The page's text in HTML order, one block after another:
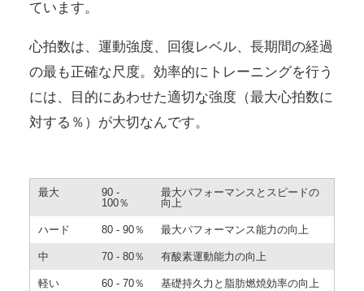
ています。
心拍数は、運動強度、回復レベル、長期間の経過
の最も正確な尺度。効率的にトレーニングを行う
には、目的にあわせた適切な強度（最大心拍数に
対する％）が大切なんです。
最大
90 ‐
100％
最大パフォーマンスとスピードの
向上
ハード 80 ‐ 90％ 最大パフォーマンス能力の向上
中 70 ‐ 80％ 有酸素運動能力の向上
軽い 60 ‐ 70％ 基礎持久力と脂肪燃焼効率の向上